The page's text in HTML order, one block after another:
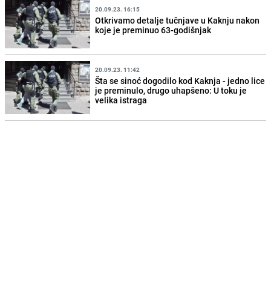
20.09.23. 16:15
Otkrivamo detalje tučnjave u Kaknju nakon
koje je preminuo 63-godišnjak
20.09.23. 11:42
Šta se sinoć dogodilo kod Kaknja - jedno lice
je preminulo, drugo uhapšeno: U toku je
velika istraga